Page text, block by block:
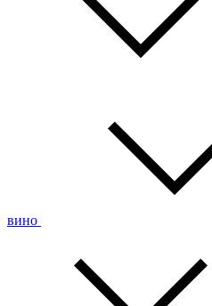
вино